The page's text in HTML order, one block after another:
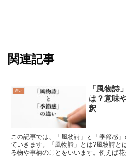
関連記事
違い
「風物詩
は？意味
釈
この記事では、「風物詩」と「季節感
ていきます。「風物詩」とは?風物詩と
る物や事柄のことをいいます。例えば